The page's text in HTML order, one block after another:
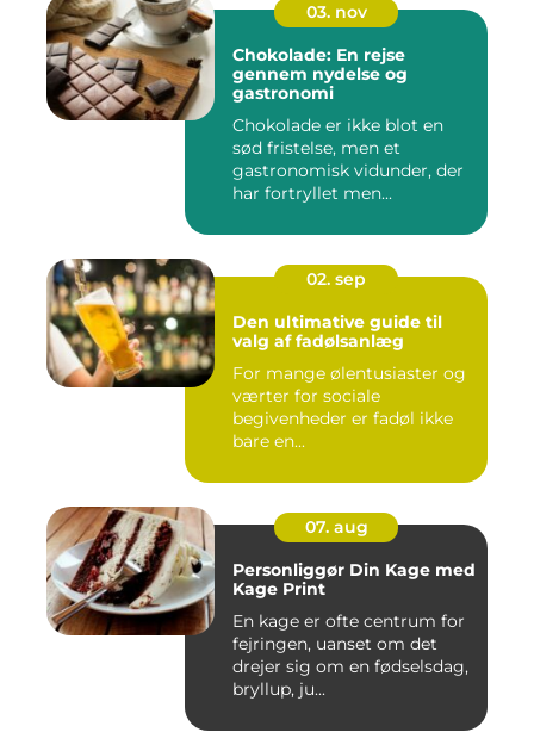
03. nov
Chokolade: En rejse
gennem nydelse og
gastronomi
Chokolade er ikke blot en
sød fristelse, men et
gastronomisk vidunder, der
har fortryllet men...
02. sep
Den ultimative guide til
valg af fadølsanlæg
For mange ølentusiaster og
værter for sociale
begivenheder er fadøl ikke
bare en...
07. aug
Personliggør Din Kage med
Kage Print
En kage er ofte centrum for
fejringen, uanset om det
drejer sig om en fødselsdag,
bryllup, ju...